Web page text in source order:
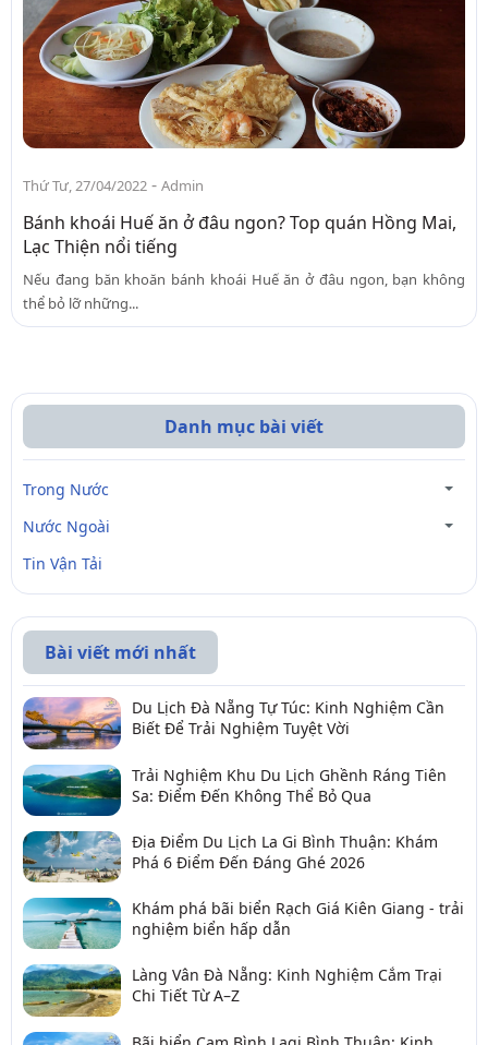
Thứ Tư, 27/04/2022 - Admin
Bánh khoái Huế ăn ở đâu ngon? Top quán Hồng Mai,
Lạc Thiện nổi tiếng
Nếu đang băn khoăn bánh khoái Huế ăn ở đâu ngon, bạn không
thể bỏ lỡ những...
Danh mục bài viết
Trong Nước
Nước Ngoài
Tin Vận Tải
Bài viết mới nhất
Du Lịch Đà Nẵng Tự Túc: Kinh Nghiệm Cần
Biết Để Trải Nghiệm Tuyệt Vời
Trải Nghiệm Khu Du Lịch Ghềnh Ráng Tiên
Sa: Điểm Đến Không Thể Bỏ Qua
Địa Điểm Du Lịch La Gi Bình Thuận: Khám
Phá 6 Điểm Đến Đáng Ghé 2026
Khám phá bãi biển Rạch Giá Kiên Giang - trải
nghiệm biển hấp dẫn
Làng Vân Đà Nẵng: Kinh Nghiệm Cắm Trại
Chi Tiết Từ A–Z